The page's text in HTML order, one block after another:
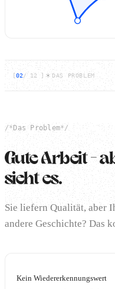
[02 / 12 ] DAS PROBLEM
/*Das Problem*/
Gute Arbeit —
sieht es.
Sie liefern Qualität, aber
andere Geschichte? Das
Kein Wiedererkennungswert